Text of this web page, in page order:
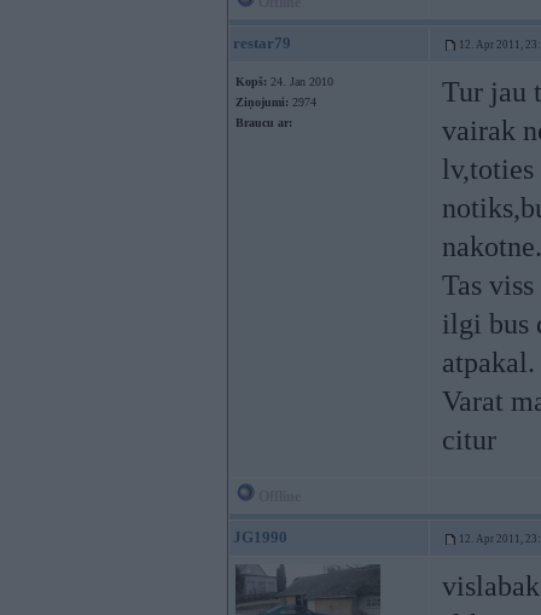
restar79 12. Apr 2011,
Kopš: 24. Jan 2010
Ziņojumi: 2974
Braucu ar:
Tur jau
vairak
lv,toties
nakotne.
Tas
ilgi bus
atpakal.
Varat
citur
JG1990 12. Apr 2011,